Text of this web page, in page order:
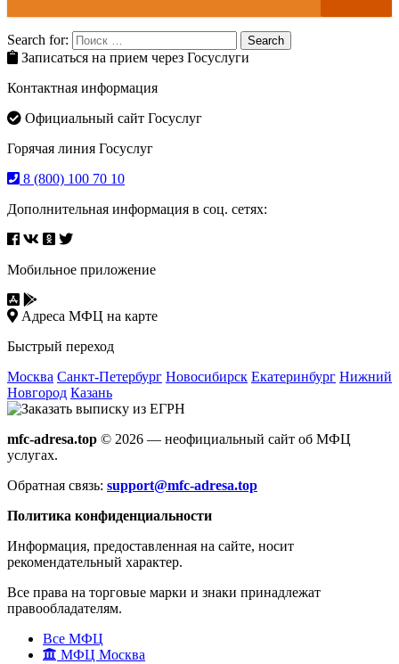
Search for: Search
Записаться на прием через Госуслуги
Контактная информация
Официальный сайт Госуслуг
Горячая линия Госуслуг
8 (800) 100 70 10
Дополнительная информация в соц. сетях:
Мобильное приложение
Адреса МФЦ на карте
Быстрый переход
Москва Санкт-Петербург Новосибирск Екатеринбург Нижний
Новгород Казань
mfc-adresa.top © 2026 — неофициальный сайт об МФЦ
услугах.
Обратная связь: support@mfc-adresa.top
Политика конфиденциальности
Информация, предоставленная на сайте, носит
рекомендательный характер.
Все права на торговые марки и знаки принадлежат
правообладателям.
Все МФЦ
МФЦ Москва